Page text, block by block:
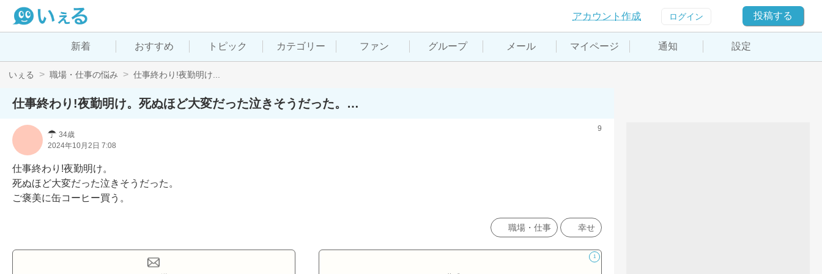
アカウント作成 ログイン 投稿する
新着 おすすめ トピック カテゴリー ファン グループ メール マイページ 通知 設定
いぇる 職場・仕事の悩み 仕事終わり!夜勤明け...
仕事終わり!夜勤明け。死ぬほど大変だった泣きそうだった。…
☂ 34歳
2024年10月2日 7:08
9
仕事終わり!夜勤明け。
死ぬほど大変だった泣きそうだった。
ご褒美に缶コーヒー買う。
職場・仕事 幸せ
1